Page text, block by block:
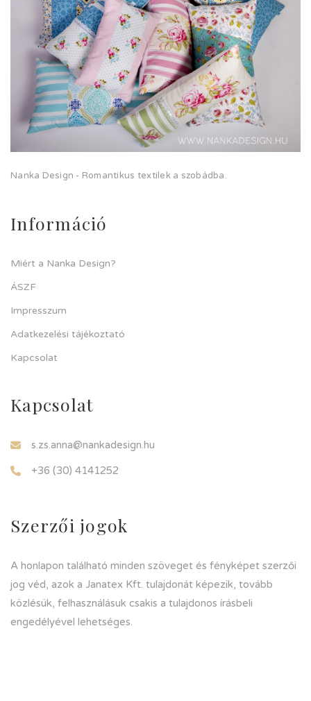
Nanka Design - Romantikus textilek a szobádba.
Információ
Miért a Nanka Design?
ÁSZF
Impresszum
Adatkezelési tájékoztató
Kapcsolat
Kapcsolat
s.zs.anna@nankadesign.hu
+36 (30) 4141252
Szerzői jogok
A honlapon található minden szöveget és fényképet szerzői
jog véd, azok a Janatex Kft. tulajdonát képezik, tovább
közlésük, felhasználásuk csakis a tulajdonos írásbeli
engedélyével lehetséges.